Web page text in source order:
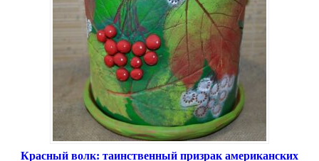
Красный волк: таинственный призрак американских